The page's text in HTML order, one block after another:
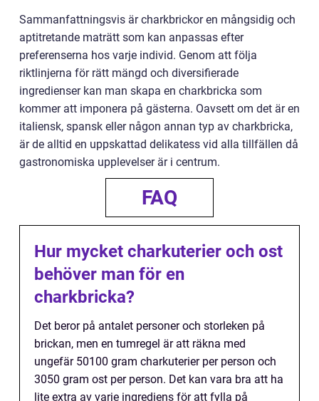
Sammanfattningsvis är charkbrickor en mångsidig och
aptitretande maträtt som kan anpassas efter
preferenserna hos varje individ. Genom att följa
riktlinjerna för rätt mängd och diversifierade
ingredienser kan man skapa en charkbricka som
kommer att imponera på gästerna. Oavsett om det är en
italiensk, spansk eller någon annan typ av charkbricka,
är de alltid en uppskattad delikatess vid alla tillfällen då
gastronomiska upplevelser är i centrum.
FAQ
Hur mycket charkuterier och ost
behöver man för en
charkbricka?
Det beror på antalet personer och storleken på
brickan, men en tumregel är att räkna med
ungefär 50100 gram charkuterier per person och
3050 gram ost per person. Det kan vara bra att ha
lite extra av varje ingrediens för att fylla på